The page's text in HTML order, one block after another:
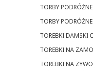
TORBY PODRÓŻNE
TORBY
TOREBKI DAMSKI
TOREBKI NA
TOREBKI NA ZYWO